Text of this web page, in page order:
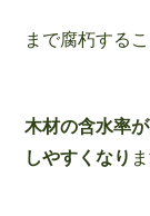
まで腐朽する
木材の含水率
しやすくなり